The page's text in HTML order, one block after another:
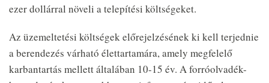
ezer dollárral növeli a telepítési költségeket.
Az üzemeltetési költségek előrejelzésének ki kell terjednie
a berendezés várható élettartamára, amely megfelelő
karbantartás mellett általában 10-15 év. A forróolvadék-